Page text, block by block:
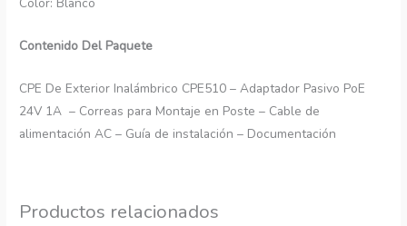
Contenido Del Paquete
CPE De Exterior Inalámbrico CPE510 – Adaptador Pasivo PoE
24V 1A – Correas para Montaje en Poste – Cable de
alimentación AC – Guía de instalación – Documentación
Productos relacionados